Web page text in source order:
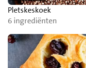
Pletskeskoek
6 ingrediënten